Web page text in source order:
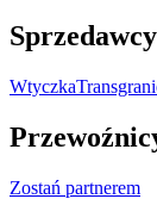
Sprzedawcy
Wtyczka
Zostań partnerem